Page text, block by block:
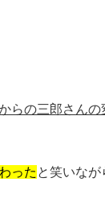
らの三郎さんの
った と笑いなが